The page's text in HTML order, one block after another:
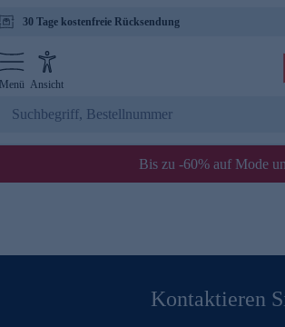
30 Tage kostenfreie Rücksendung
Menü Ansicht
Bis zu -60% auf Mode
Kontaktieren